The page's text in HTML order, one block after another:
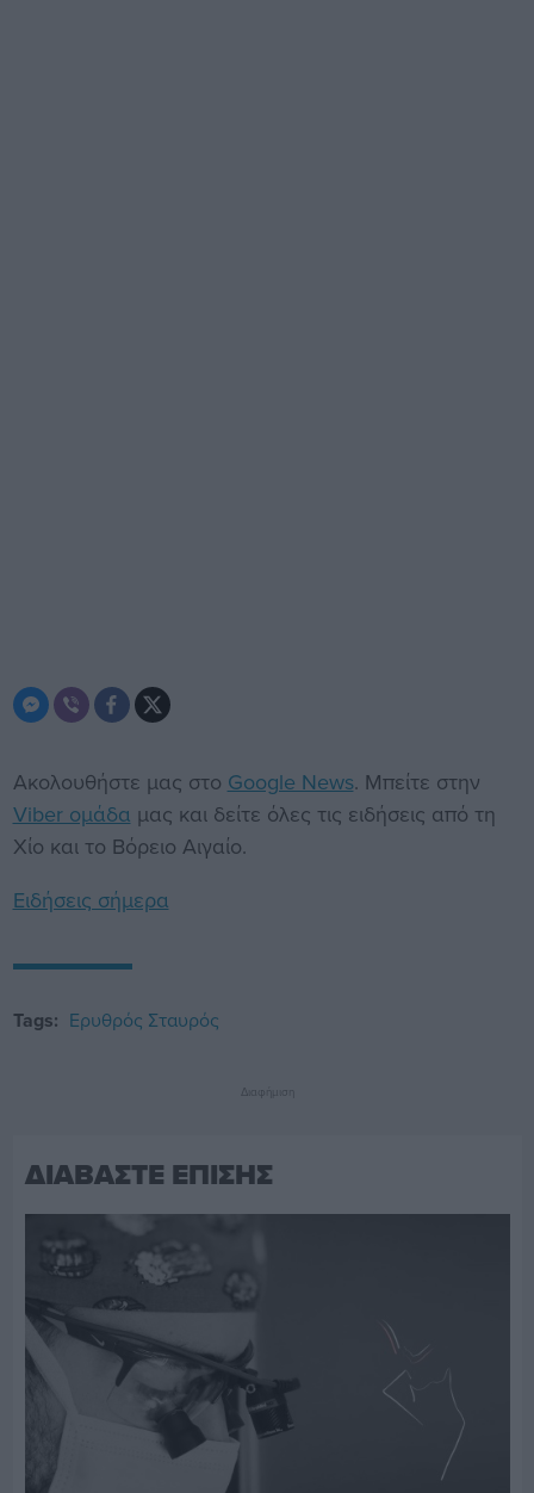
Ακολουθήστε μας στο Google News. Μπείτε στην
Viber ομάδα μας και δείτε όλες τις ειδήσεις από τη
Χίο και το Βόρειο Αιγαίο.
Ειδήσεις σήμερα
Tags: Ερυθρός Σταυρός
Διαφήμιση
ΔΙΑΒΑΣΤΕ ΕΠΙΣΗΣ